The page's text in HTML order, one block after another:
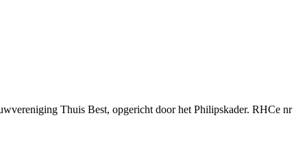
Thuis Best, opgericht door het Philipskader. RHCe nr